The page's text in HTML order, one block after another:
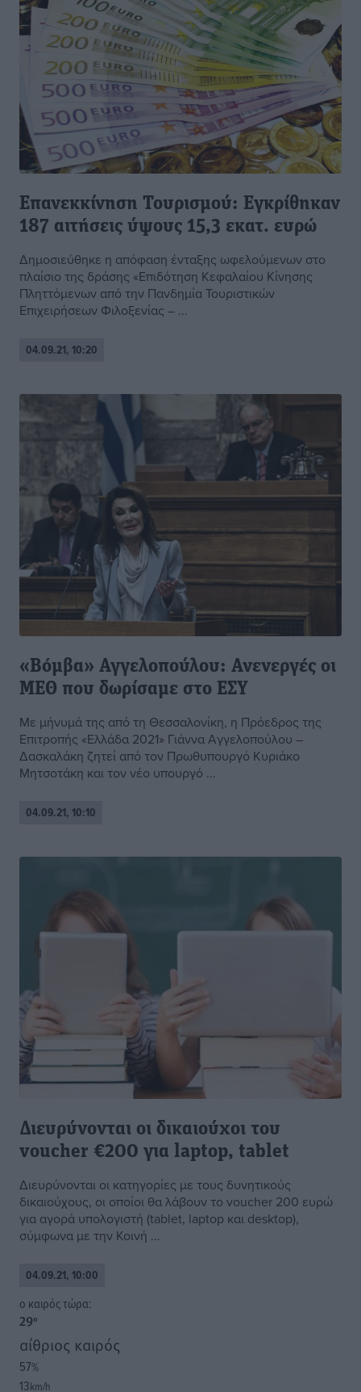
Επανεκκίνηση Τουρισμού: Εγκρίθηκαν
187 αιτήσεις ύψους 15,3 εκατ. ευρώ
Δημοσιεύθηκε η απόφαση ένταξης ωφελούμενων στο
πλαίσιο της δράσης «Επιδότηση Κεφαλαίου Κίνησης
Πληττόμενων από την Πανδημία Τουριστικών
Επιχειρήσεων Φιλοξενίας – ...
04.09.21, 10:20
«Βόμβα» Αγγελοπούλου: Ανενεργές οι
ΜΕΘ που δωρίσαμε στο ΕΣΥ
Με μήνυμά της από τη Θεσσαλονίκη, η Πρόεδρος της
Επιτροπής «Ελλάδα 2021» Γιάννα Αγγελοπούλου –
Δασκαλάκη ζητεί από τον Πρωθυπουργό Κυριάκο
Μητσοτάκη και τον νέο υπουργό ...
04.09.21, 10:10
Διευρύνονται οι δικαιούχοι του
voucher €200 για laptop, tablet
Διευρύνονται οι κατηγορίες με τους δυνητικούς
δικαιούχους, οι οποίοι θα λάβουν το voucher 200 ευρώ
για αγορά υπολογιστή (tablet, laptop και desktop),
σύμφωνα με την Κοινή ...
04.09.21, 10:00
o καιρός τώρα:
29°
αίθριος καιρός
57%
13km/h